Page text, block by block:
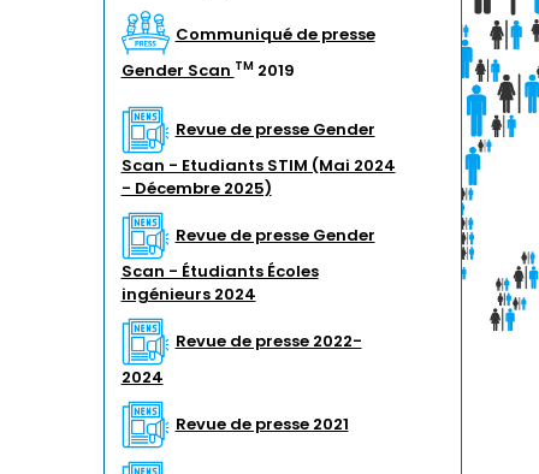
Communiqué de presse
Gender Scan TM2019
Revue de presse Gender
Scan - Etudiants STIM (Mai 2024
- Décembre 2025)
Revue de presse Gender
Scan - Étudiants Écoles
ingénieurs 2024
Revue de presse 2022-
2024
Revue de presse 2021